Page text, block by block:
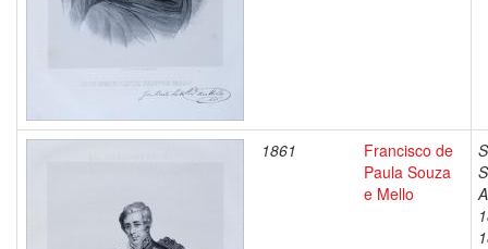
1861
Francisco de
Paula Souza
e Mello